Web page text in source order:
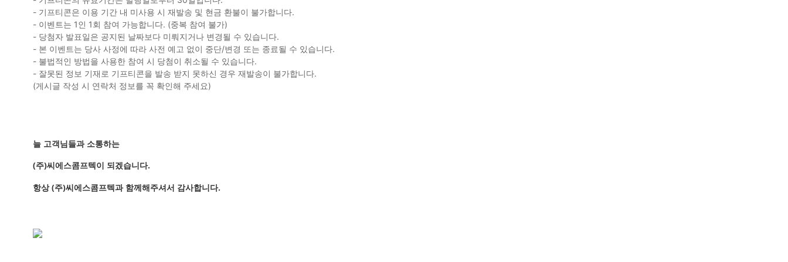
- 기프티콘은 이용 기간 내 미사용 시 재발송 및 현금 환불이 불가합니다.
- 이벤트는 1인 1회 참여 가능합니다. (중복 참여 불가)
- 당첨자 발표일은 공지된 날짜보다 미뤄지거나 변경될 수 있습니다.
- 본 이벤트는 당사 사정에 따라 사전 예고 없이 중단/변경 또는 종료될 수 있습니다.
- 불법적인 방법을 사용한 참여 시 당첨이 취소될 수 있습니다.
- 잘못된 정보 기재로 기프티콘을 발송 받지 못하신 경우 재발송이 불가합니다.
(게시글 작성 시 연락처 정보를 꼭 확인해 주세요)
늘 고객님들과 소통하는
(주)씨에스콤프텍이 되겠습니다.
항상 (주)씨에스콤프텍과 함께해주셔서 감사합니다.